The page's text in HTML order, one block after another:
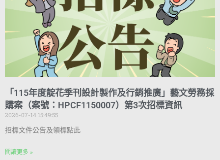
「115年度靛花季刊設計製作及行銷推廣」藝文勞務採
購案（案號：HPCF1150007）第3次招標資訊
2026-07-14 15:49:55
招標文件公告及領標點此
閱讀更多 »